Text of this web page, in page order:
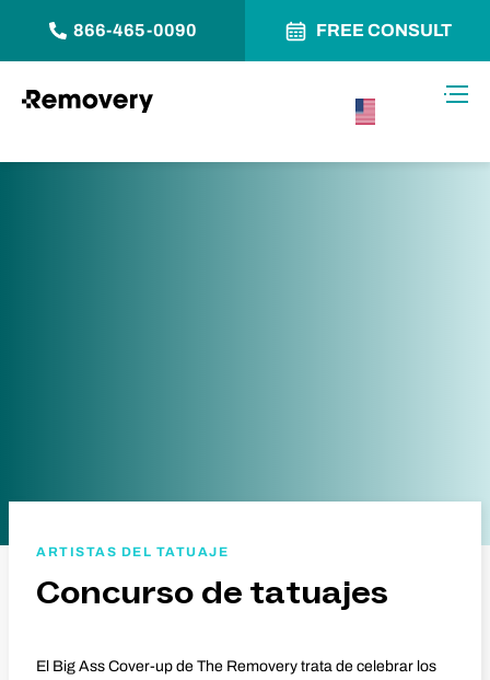
866-465-0090 FREE CONSULT
ARTISTAS DEL TATUAJE
Concurso de tatuajes
El Big Ass Cover-up de The Removery trata de celebrar los